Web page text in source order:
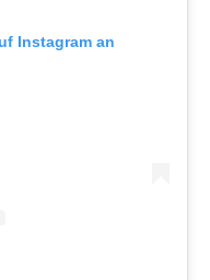
Instagram an